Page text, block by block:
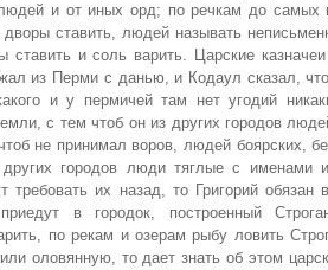
людей и от иных орд; по речкам до
ставить, людей называть
ставить и соль варить. Царские
из Перми с данью, и Кодаул сказал,
и у пермичей там нет угодий
с тем чтоб он из других городов
не принимал воров, людей боярских,
городов люди тяглые с именами
требовать их назад, то Григорий
в городок, построенный
по рекам и озерам рыбу ловить
оловянную, то дает знать об этом